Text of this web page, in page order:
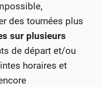
des tournées plus
sur plusieurs
de départ et/ou
horaires et